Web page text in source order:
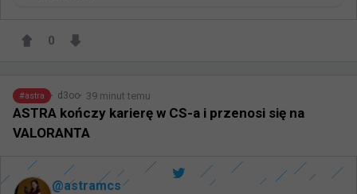
0
#astra d3oo 39 minut temu
ASTRA kończy karierę w CS-a i przenosi się na
VALORANTA
@astramcs